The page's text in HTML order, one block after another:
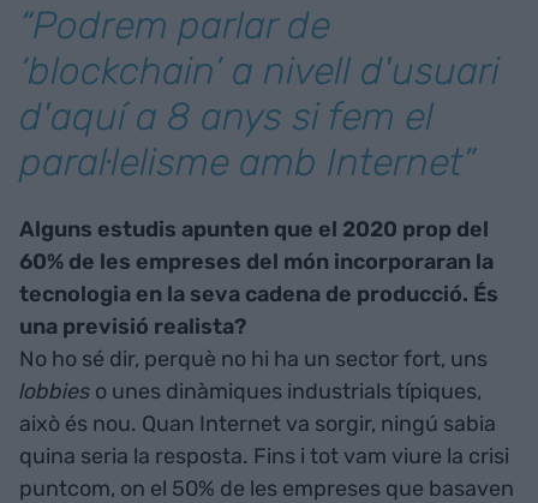
“Podrem parlar de
‘blockchain’ a nivell d'usuari
d'aquí a 8 anys si fem el
paral·lelisme amb Internet”
Alguns estudis apunten que el 2020 prop del
60% de les empreses del món incorporaran la
tecnologia en la seva cadena de producció. És
una previsió realista?
No ho sé dir, perquè no hi ha un sector fort, uns
lobbies o unes dinàmiques industrials típiques,
això és nou. Quan Internet va sorgir, ningú sabia
quina seria la resposta. Fins i tot vam viure la crisi
puntcom, on el 50% de les empreses que basaven